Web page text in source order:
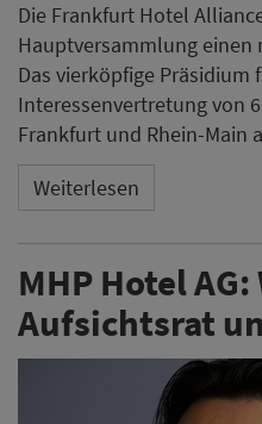
Die Frankfurt Hotel
Hauptversammlung einen
Das vierköpfige Präsidium
Interessenvertretung von
Frankfurt und Rhein-Main
Weiterlesen
MHP Hotel
Aufsichtsrat